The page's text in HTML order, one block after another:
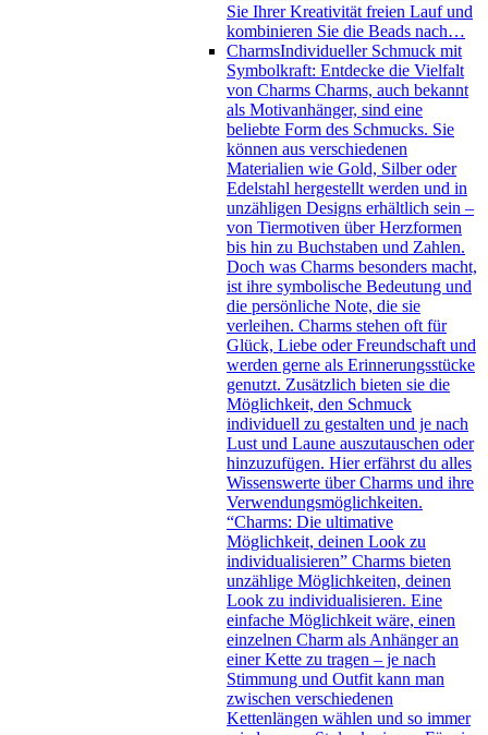
Sie Ihrer Kreativität freien Lauf und
kombinieren Sie die Beads nach…
CharmsIndividueller Schmuck mit
Symbolkraft: Entdecke die Vielfalt
von Charms Charms, auch bekannt
als Motivanhänger, sind eine
beliebte Form des Schmucks. Sie
können aus verschiedenen
Materialien wie Gold, Silber oder
Edelstahl hergestellt werden und in
unzähligen Designs erhältlich sein –
von Tiermotiven über Herzformen
bis hin zu Buchstaben und Zahlen.
Doch was Charms besonders macht,
ist ihre symbolische Bedeutung und
die persönliche Note, die sie
verleihen. Charms stehen oft für
Glück, Liebe oder Freundschaft und
werden gerne als Erinnerungsstücke
genutzt. Zusätzlich bieten sie die
Möglichkeit, den Schmuck
individuell zu gestalten und je nach
Lust und Laune auszutauschen oder
hinzuzufügen. Hier erfährst du alles
Wissenswerte über Charms und ihre
Verwendungsmöglichkeiten.
“Charms: Die ultimative
Möglichkeit, deinen Look zu
individualisieren” Charms bieten
unzählige Möglichkeiten, deinen
Look zu individualisieren. Eine
einfache Möglichkeit wäre, einen
einzelnen Charm als Anhänger an
einer Kette zu tragen – je nach
Stimmung und Outfit kann man
zwischen verschiedenen
Kettenlängen wählen und so immer